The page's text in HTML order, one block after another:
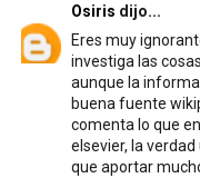
Osiris dijo...
Eres muy
investiga las
aunque la
buena fuente
comenta lo que
elsevier, la
que aportar